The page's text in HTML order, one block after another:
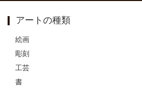
アートの種類
絵画
彫刻
工芸
書